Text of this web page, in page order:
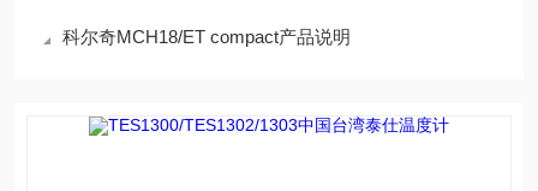
科尔奇MCH18/ET compact产品说明